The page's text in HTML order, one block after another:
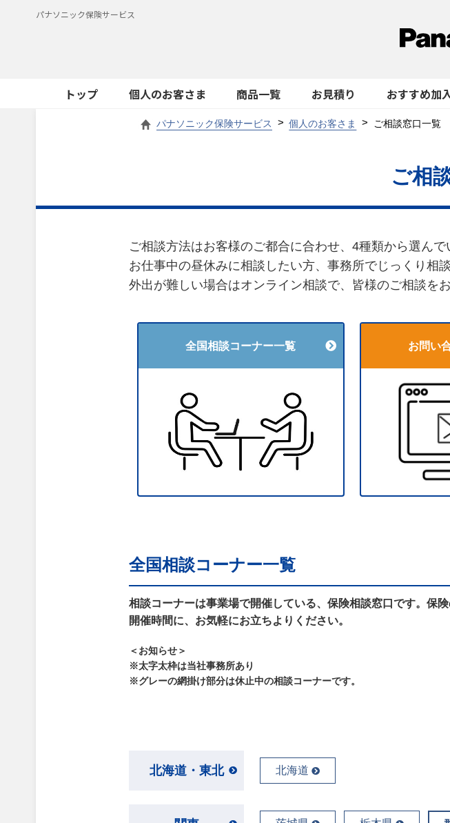
パナソニック保険サービス
トップ 個人のお客さま 商品一覧 お見積り おすすめ加
パナソニック保険サービス 個人のお客さま ご相談窓口一覧
ご相
ご相談方法はお客様のご都合に合わせ、4種類から選んで
お仕事中の昼休みに相談したい方、事務所でじっくり相
外出が難しい場合はオンライン相談で、皆様のご相談を
全国相談コーナー一覧 お問い
全国相談コーナー一覧
相談コーナーは事業場で開催している、保険相談窓口です。保
開催時間に、お気軽にお立ちよりください。
＜お知らせ＞
※太字太枠は当社事務所あり
※グレーの網掛け部分は休止中の相談コーナーです。
北海道・東北 北海道